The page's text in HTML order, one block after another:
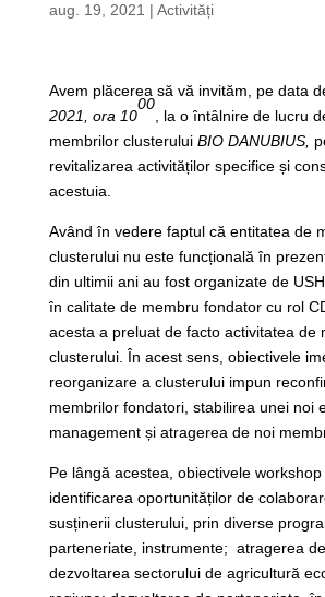
aug. 19, 2021 | Activități
Avem plăcerea să vă invităm, pe data
2021, ora 10
00
, la o întâlnire de lucru
membrilor clusterului BIO DANUBIUS,
revitalizarea activităților specifice și
acestuia.
Având în vedere faptul că entitatea de
clusterului nu este funcțională în
din ultimii ani au fost organizate de
în calitate de membru fondator cu rol
acesta a preluat de facto activitatea de
clusterului. În acest sens, obiectivele
reorganizare a clusterului impun
membrilor fondatori, stabilirea unei noi
management și atragerea de noi
Pe lângă acestea, obiectivele
identificarea oportunităților de
susținerii clusterului, prin diverse
parteneriate, instrumente; atragerea
dezvoltarea sectorului de agricultură